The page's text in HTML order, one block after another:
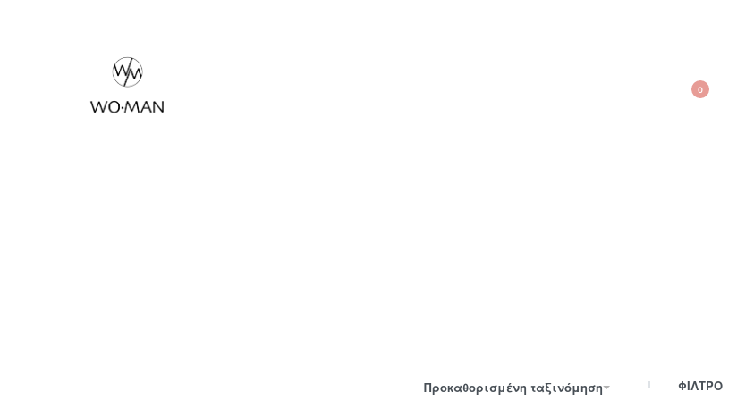
0
Προκαθορισμένη ταξινόμηση ΦΙΛΤΡΟ